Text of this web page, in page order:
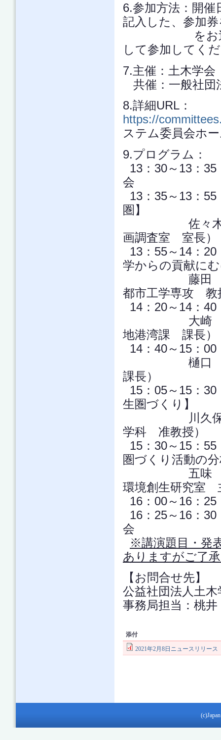
6.参加方法：開
記入した、参加
をお送りし
して参加してく
7.主催：土木学
共催：一般社団
8.詳細URL：
https://
ステム委員会ホ
9.プログラム：
13：30～13：
会
13：35～13：
圏】
佐々木 真二
画調査室 室長）
13：55～14：
学からの貢献に
藤田 壮 氏
都市工学専攻 教
14：20～14：
大崎 健司
地港湾課 課長）
14：40～15：
樋口 肇 氏
課長）
15：05～15：
生圏づくり】
川久保 俊
学科 准教授）
15：30～15：
圏づくり活動の
五味 馨 氏
環境創生研究室
16：00～16：
16：25～16：
会
※講演題目・発
ありますがご了
【お問合せ先】
公益社団法人土
事務局担当：桃
添付
2021年2月8日ニュースリリース